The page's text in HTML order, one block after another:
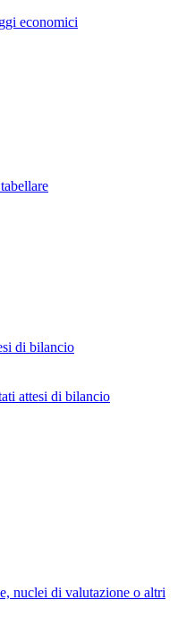
economici
di bilancio
attesi di bilancio
nuclei di valutazione o altri